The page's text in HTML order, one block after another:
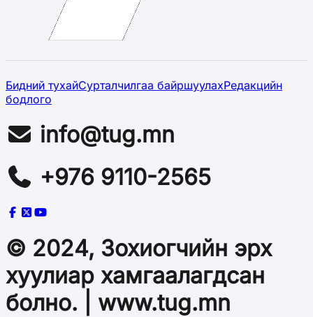
Бидний тухайСурталчилгаа байршуулахРедакцийн
бодлого
info@tug.mn
+976 9110-2565
© 2024, Зохиогчийн эрх
хуулиар хамгаалагдсан
болно. | www.tug.mn